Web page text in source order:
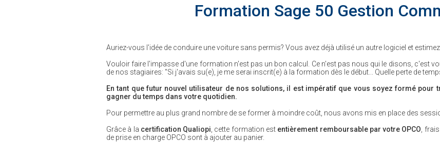
Formation Sage 50 Gestion
Auriez-vous l'idée de conduire une voiture sans permis? Vous avez déjà utilisé un autre logiciel et
Vouloir faire l'impasse d'une formation n'est pas un bon calcul. Ce n'est pas nous qui le disons, c'est
de nos stagiaires: "Si j'avais su(e), je me serai inscrit(e) à la formation dès le début... Quelle perte de
En tant que futur nouvel utilisateur de nos solutions, il est impératif que vous soyez formé pour
gagner du temps dans votre quotidien.
Pour permettre au plus grand nombre de se former à moindre coût, nous avons mis en place des
Grâce à la certification Qualiopi , cette formation est entièrement remboursable par votre OPCO ,
de prise en charge OPCO sont à ajouter au panier.